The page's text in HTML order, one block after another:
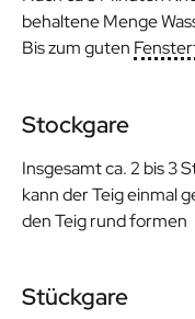
behaltene Menge
Bis zum guten
Stockgare
Insgesamt ca. 2 bis 3
kann der Teig einmal
den Teig rund formen
Stückgare